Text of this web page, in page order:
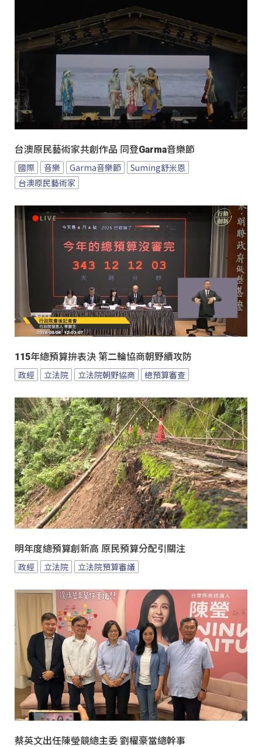
台澳原民藝術家共創作品 同登Garma音樂節
國際 音樂 Garma音樂節
Suming舒米恩
台澳原民藝術家
115年總預算拚表決 第二輪協商朝野續攻防
政經 立法院 立法院朝野協商 總預算審查
明年度總預算創新高 原民預算分配引關注
政經 立法院 立法院預算審議
蔡英文出任陳瑩競總主委 劉櫂豪當總幹事